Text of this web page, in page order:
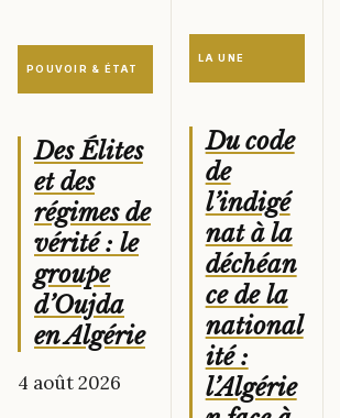
POUVOIR & ÉTAT
Des Élites
et des
régimes de
vérité : le
groupe
d’Oujda
en Algérie
4 août 2026
LA UNE
Du code
de
l’indigé
nat à la
déchéan
ce de la
national
ité :
l’Algérie